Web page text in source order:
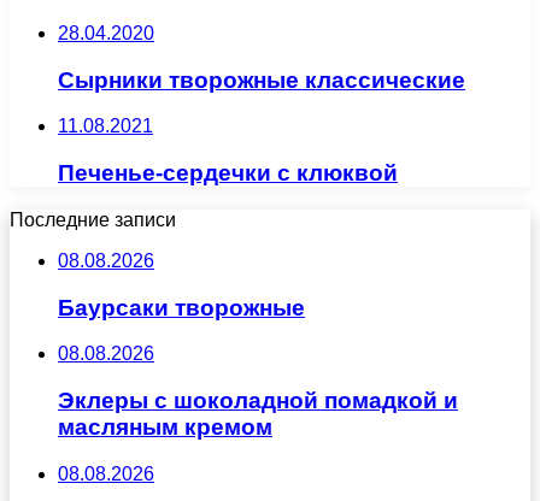
28.04.2020
Сырники творожные классические
11.08.2021
Печенье-сердечки с клюквой
Последние записи
08.08.2026
Баурсаки творожные
08.08.2026
Эклеры с шоколадной помадкой и
масляным кремом
08.08.2026